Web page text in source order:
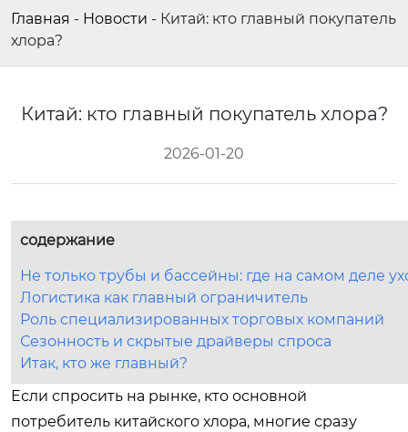
Главная - Новости - Китай: кто главный покупатель
хлора?
Китай: кто главный покупатель хлора?
2026-01-20
содержание
Не только трубы и бассейны: где на самом деле
Логистика как главный ограничитель
Роль специализированных торговых компаний
Сезонность и скрытые драйверы спроса
Итак, кто же главный?
Если спросить на рынке, кто основной
потребитель китайского хлора, многие сразу